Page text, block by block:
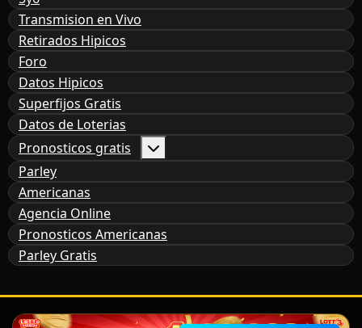
Transmision en Vivo
Retirados Hipicos
Foro
Datos Hipicos
Superfijos Gratis
Datos de Loterias
Pronosticos gratis
Parley
Americanas
Agencia Online
Pronosticos Americanas
Parley Gratis